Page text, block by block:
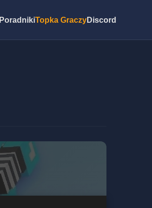
PoradnikiTopka GraczyDiscord